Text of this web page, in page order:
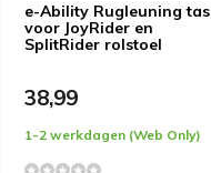
e-Ability Rugleuning tas
voor JoyRider en
SplitRider rolstoel
38,99
1-2 werkdagen (Web Only)